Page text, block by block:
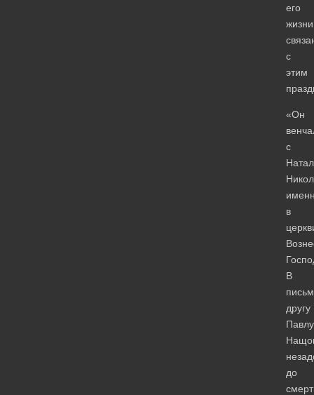
его
жизни
с
этим
«Он
с
в
В
другу
Павлу
до